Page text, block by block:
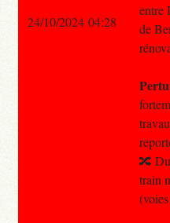
entre
de
🔀
train
24/10/2024 04:28